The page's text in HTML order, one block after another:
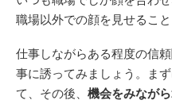
職場以外での顔を見せること
仕事しながらある程度の信
事に誘ってみましょう。ま
て、その後、 機会をみなが